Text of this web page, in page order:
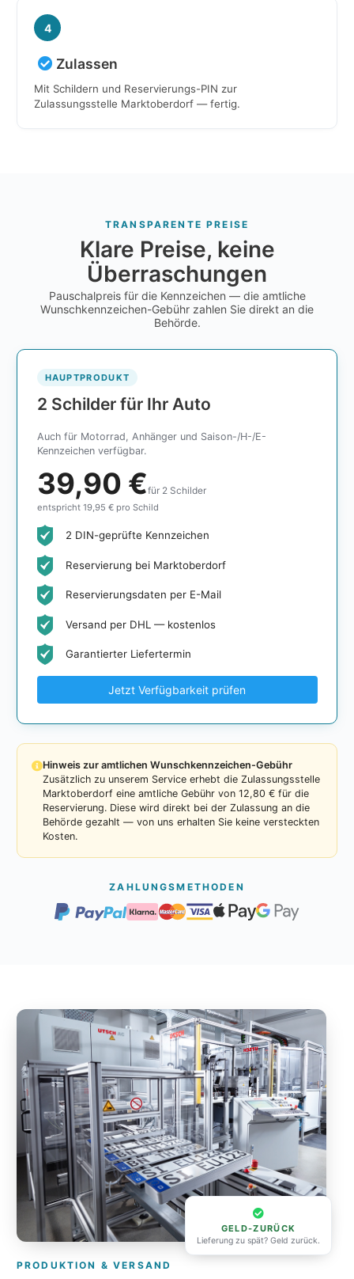
4
Zulassen
Mit Schildern und Reservierungs-PIN zur
Zulassungsstelle Marktoberdorf — fertig.
TRANSPARENTE PREISE
Klare Preise, keine
Überraschungen
Pauschalpreis für die Kennzeichen — die amtliche
Wunschkennzeichen-Gebühr zahlen Sie direkt an die
Behörde.
HAUPTPRODUKT
2 Schilder für Ihr Auto
Auch für Motorrad, Anhänger und Saison-/H-/E-
Kennzeichen verfügbar.
39,90 €für 2 Schilder
entspricht 19,95 € pro Schild
2 DIN-geprüfte Kennzeichen
Reservierung bei Marktoberdorf
Reservierungsdaten per E-Mail
Versand per DHL — kostenlos
Garantierter Liefertermin
Jetzt Verfügbarkeit prüfen
Hinweis zur amtlichen Wunschkennzeichen-Gebühr
Zusätzlich zu unserem Service erhebt die Zulassungsstelle
Marktoberdorf eine amtliche Gebühr von 12,80 € für die
Reservierung. Diese wird direkt bei der Zulassung an die
Behörde gezahlt — von uns erhalten Sie keine versteckten
Kosten.
ZAHLUNGSMETHODEN
GELD-ZURÜCK
Lieferung zu spät? Geld zurück.
PRODUKTION & VERSAND